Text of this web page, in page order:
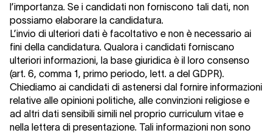
l’importanza. Se i candidati non forniscono tali dati, non
possiamo elaborare la candidatura.
L’invio di ulteriori dati è facoltativo e non è necessario ai
fini della candidatura. Qualora i candidati forniscano
ulteriori informazioni, la base giuridica è il loro consenso
(art. 6, comma 1, primo periodo, lett. a del GDPR).
Chiediamo ai candidati di astenersi dal fornire informazioni
relative alle opinioni politiche, alle convinzioni religiose e
ad altri dati sensibili simili nel proprio curriculum vitae e
nella lettera di presentazione. Tali informazioni non sono